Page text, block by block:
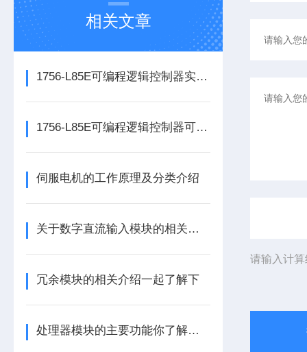
相关文章
1756-L85E可编程逻辑控制器实操应用常见问题分析及解决方法探讨
1756-L85E可编程逻辑控制器可满足多行业自动化精准控制需求
伺服电机的工作原理及分类介绍
关于数字直流输入模块的相关介绍
冗余模块的相关介绍一起了解下
处理器模块的主要功能你了解多少呢
请输入计